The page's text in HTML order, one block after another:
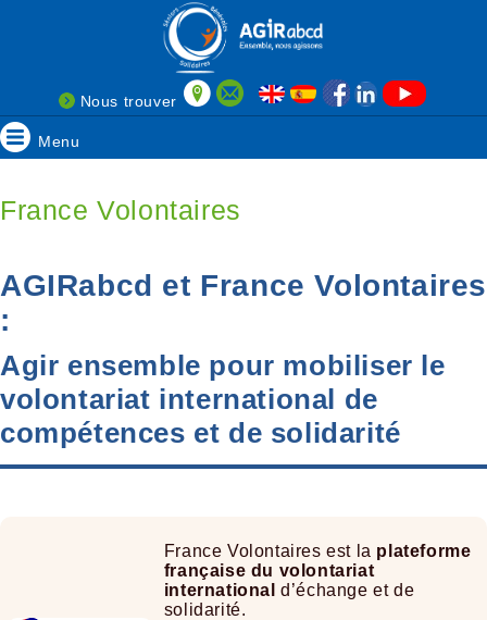
Nous trouver
Menu
France Volontaires
AGIRabcd et France Volontaires
:
Agir ensemble pour mobiliser le
volontariat international de
compétences et de solidarité
France Volontaires est la plateforme
française du volontariat
international d’échange et de
solidarité.